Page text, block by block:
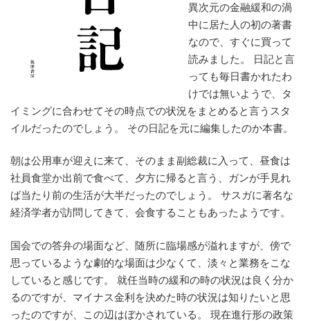
異次元の金融緩和の渦
中に居た人の初の著書
なので、すぐに買って
読みました。 日記と言
っても毎日書かれたわ
けでは無いようで、タ
イミングに合わせてその時点での状況をまとめると言うスタ
イルだったのでしょう。 その日記を元に編集したのか本書。
朝は公用車が迎えに来て、そのまま副総裁に入って、昼食は
社員食堂か出前で食べて、夕方に帰ると言う、ガンが手見れ
ば当たり前の生活が大半だったのでしょう。 サスガに著名な
経済学者が訪問してきて、会食することもあったようです。
国会での答弁の場面など、随所に臨場感が溢れますが、傍で
思っているような劇的な場面は少なくて、淡々と業務をこな
していると感じです。 就任当時の緩和の時の状況は良く分か
るのですが、マイナス金利を決めた時の状況は知りたいと思
ったのですが、この辺はぼかされている。 現在進行形の政策